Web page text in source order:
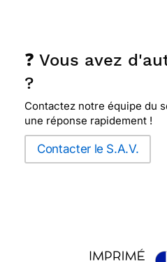
❓ Vous avez
?
Contactez notre équipe du
une réponse rapidement !
Contacter le S.A.V.